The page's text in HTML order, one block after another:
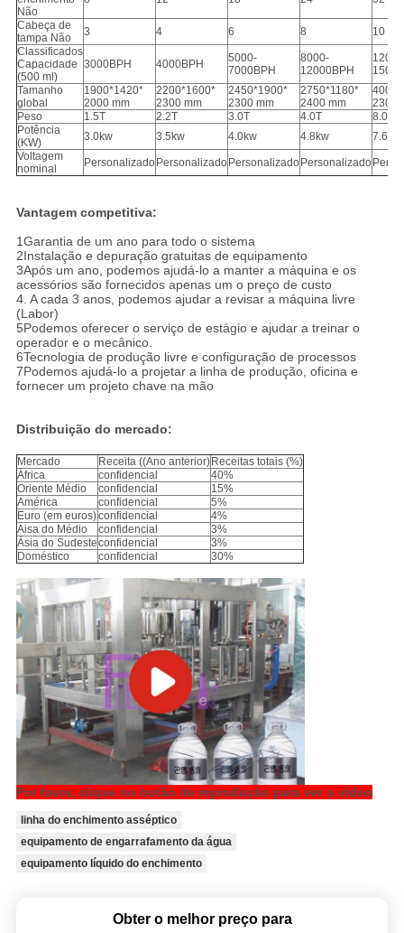
Não
Cabeça de
tampa Não
3 4 6 8
10
Classificados
Capacidade
(500 ml)
3000BPH 4000BPH
5000-
7000BPH
8000-
12000BPH
Tamanho
global
1900*1420*
2000 mm
2200*1600*
2300 mm
2450*1900*
2300 mm
2750*1180*
2400 mm
2300
Peso
1.5T 2.2T 3.0T 4.0T
8.0T
Potência
(KW)
3.0kw 3.5kw 4.0kw 4.8kw
7.6kw
Voltagem
nominal
Personalizado Personalizado Personalizado Personalizado
Vantagem competitiva:
1Garantia de um ano para todo o sistema
2Instalação e depuração gratuitas de equipamento
3Após um ano, podemos ajudá-lo a manter a máquina e os
acessórios são fornecidos apenas um o preço de custo
4. A cada 3 anos, podemos ajudar a revisar a máquina livre
(Labor)
5Podemos oferecer o serviço de estágio e ajudar a treinar o
operador e o mecânico.
6Tecnologia de produção livre e configuração de processos
7Podemos ajudá-lo a projetar a linha de produção, oficina e
fornecer um projeto chave na mão
Distribuição do mercado:
Mercado Receita ((Ano anterior) Receitas totais (%)
África
confidencial
40%
Oriente Médio
confidencial
15%
América
confidencial
5%
Euro (em euros)confidencial
4%
Aisa do Médio
confidencial
3%
Ásia do Sudesteconfidencial
3%
Doméstico
confidencial 30%
Por favor, clique no botão de reprodução para ver o vídeo
linha do enchimento asséptico
equipamento de engarrafamento da água
equipamento líquido do enchimento
Obter o melhor preço para